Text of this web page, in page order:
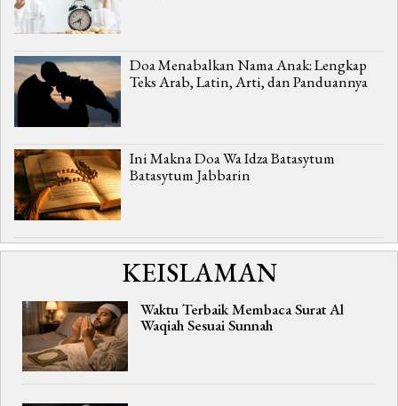
Doa Menabalkan Nama Anak: Lengkap
Teks Arab, Latin, Arti, dan Panduannya
Ini Makna Doa Wa Idza Batasytum
Batasytum Jabbarin
KEISLAMAN
Waktu Terbaik Membaca Surat Al
Waqiah Sesuai Sunnah